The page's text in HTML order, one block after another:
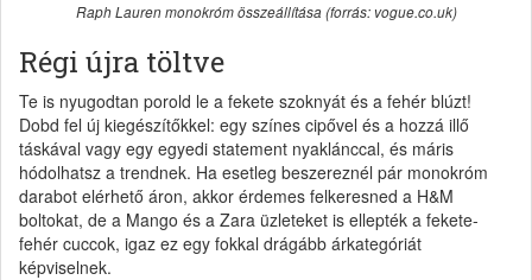
Raph Lauren monokróm összeállítása (forrás: vogue.co.uk)
Régi újra töltve
Te is nyugodtan porold le a fekete szoknyát és a fehér blúzt!
Dobd fel új kiegészítőkkel: egy színes cipővel és a hozzá illő
táskával vagy egy egyedi statement nyaklánccal, és máris
hódolhatsz a trendnek. Ha esetleg beszereznél pár monokróm
darabot elérhető áron, akkor érdemes felkeresned a H&M
boltokat, de a Mango és a Zara üzleteket is ellepték a fekete-
fehér cuccok, igaz ez egy fokkal drágább árkategóriát
képviselnek.